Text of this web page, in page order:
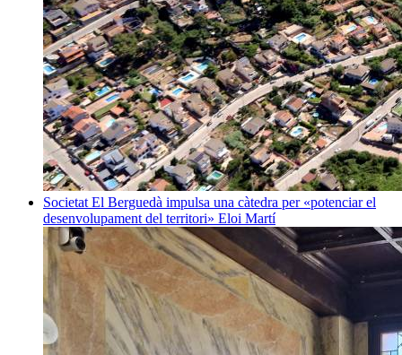
Societat El Berguedà impulsa una càtedra per «potenciar el
desenvolupament del territori» Eloi Martí